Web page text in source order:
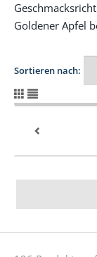
Goldener Apfel
Sortieren nach: